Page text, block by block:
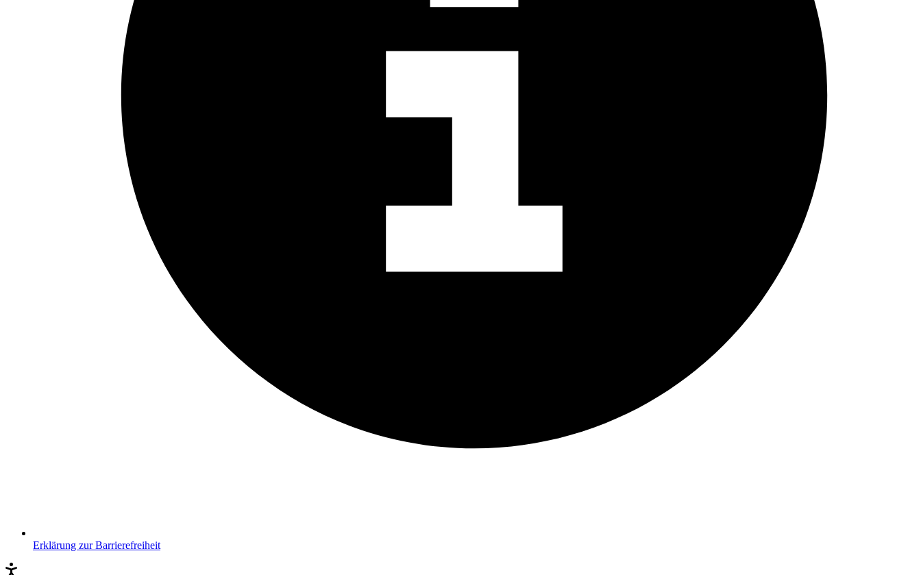
Erklärung zur Barrierefreiheit